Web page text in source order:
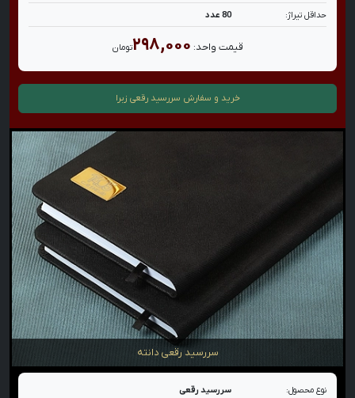
حداقل تیراژ: 80 عدد
قیمت واحد: ۲۹۸,۰۰۰تومان
خرید و سفارش سررسید رقعی زبرا
سررسید رقعی دانته
نوع محصول: سررسید رقعی